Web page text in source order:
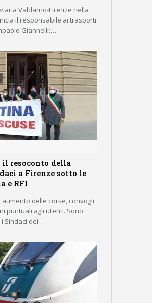
Valdarno-Firenze nella
il responsabile ai trasporti
Giannelli;…
resoconto della
a Firenze sotto le
e RFI
delle corse, convogli
puntuali agli utenti. Sono
Sindaci dei…